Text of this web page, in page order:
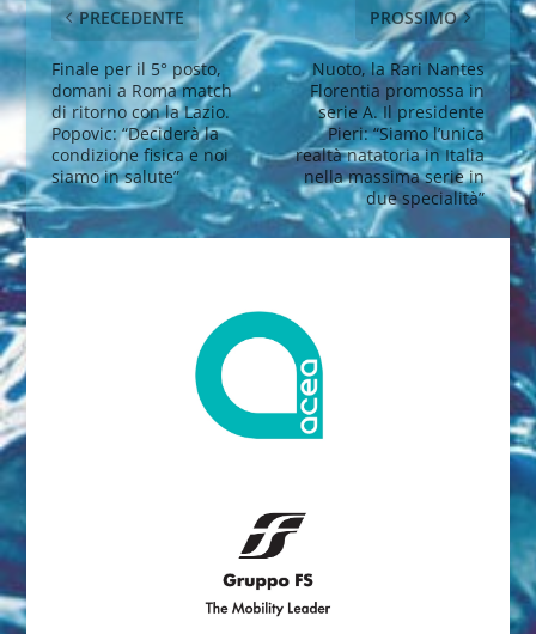
PRECEDENTE
Finale per il 5° posto,
domani a Roma match
di ritorno con la Lazio.
Popovic: “Deciderà la
condizione fisica e noi
siamo in salute”
PROSSIMO
Nuoto, la Rari Nantes
Florentia promossa in
serie A. Il presidente
Pieri: “Siamo l’unica
realtà natatoria in Italia
nella massima serie in
due specialità”